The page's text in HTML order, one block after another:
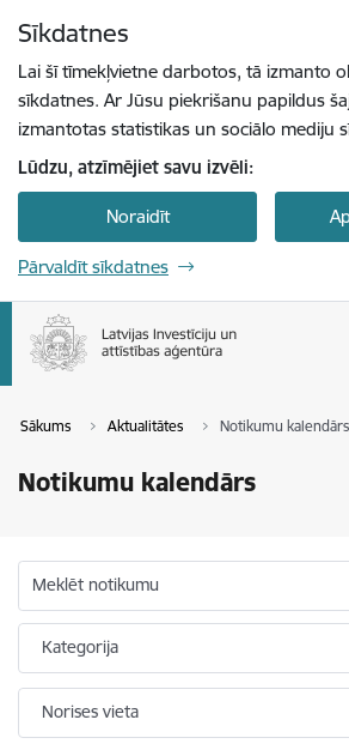
Sīkdatnes
Lai šī tīmekļvietne darbotos, tā izmanto
sīkdatnes. Ar Jūsu piekrišanu papildus
izmantotas statistikas un sociālo mediju
Lūdzu, atzīmējiet savu izvēli:
Noraidīt
Pārvaldīt sīkdatnes
Sākums Aktualitātes Notikumu kalendārs
Notikumu kalendārs
Meklēt notikumu
Kategorija
Norises vieta